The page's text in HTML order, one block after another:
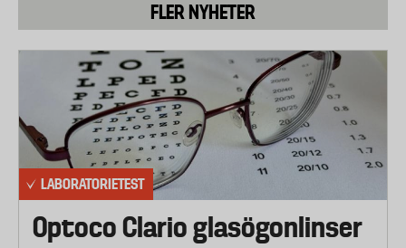
FLER NYHETER
LABORATORIETEST
Optoco Clario glasögonlinser